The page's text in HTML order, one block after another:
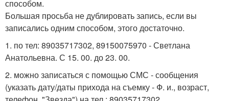
способом.
Большая просьба не дублировать запись, если вы
записались одним способом, этого достаточно.
1. по тел: 89035717302, 89150075970 - Светлана
Анатольевна. С 15. 00. до 23. 00.
2. можно записаться с помощью СМС - сообщения
(указать дату/даты прихода на съемку - Ф. и., возраст,